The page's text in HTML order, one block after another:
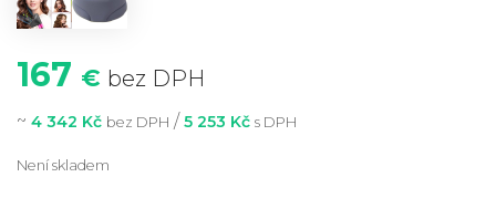
167 € bez DPH
~ 4 342 Kč bez DPH / 5 253 Kč s DPH
Není skladem